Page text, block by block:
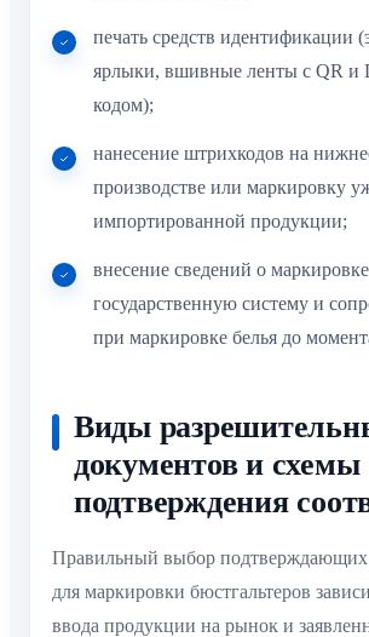
печать средств идентификации
ярлыки, вшивные ленты с QR и
кодом);
нанесение штрихкодов на
производстве или маркировку
импортированной продукции;
внесение сведений о
государственную систему и
при маркировке белья до
Виды
документов и схемы
подтверждения
Правильный выбор подтверждающих
для маркировки бюстгальтеров
ввода продукции на рынок и